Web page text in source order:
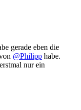
gerade eben die
@Philipp habe.
nur ein